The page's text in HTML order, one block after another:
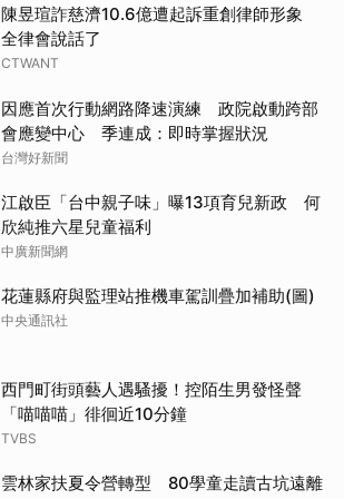
陳昱瑄詐慈濟10.6億遭起訴重創律師形象
全律會說話了
CTWANT
因應首次行動網路降速演練 政院啟動跨部
會應變中心 季連成：即時掌握狀況
台灣好新聞
江啟臣「台中親子味」曝13項育兒新政 何
欣純推六星兒童福利
中廣新聞網
花蓮縣府與監理站推機車駕訓疊加補助(圖)
中央通訊社
西門町街頭藝人遇騷擾！控陌生男發怪聲
「喵喵喵」徘徊近10分鐘
TVBS
雲林家扶夏令營轉型 80學童走讀古坑遠離